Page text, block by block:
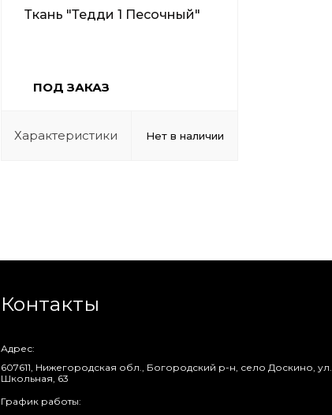
Ткань "Тедди 1 Песочный"
⠀ПОД ЗАКАЗ
Характеристики Нет в наличии
Контакты
Адрес:
607611, Нижегородская обл., Богородский р-н, село Доскино, ул.
Школьная, 63
График работы: